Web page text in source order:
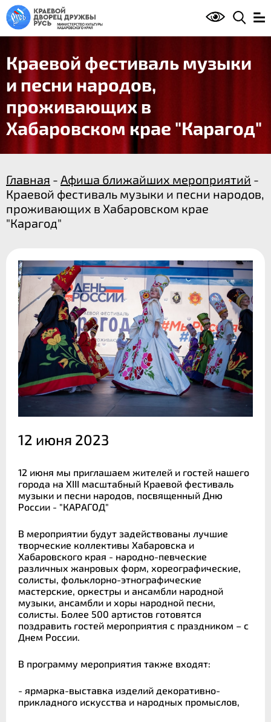
Краевой фестиваль музыки
и песни народов,
проживающих в
Хабаровском крае "Карагод"
Главная - Афиша ближайших мероприятий -
Краевой фестиваль музыки и песни народов,
проживающих в Хабаровском крае
"Карагод"
12 июня 2023
12 июня мы приглашаем жителей и гостей нашего
города на XIII масштабный Краевой фестиваль
музыки и песни народов, посвященный Дню
России - "КАРАГОД"
В мероприятии будут задействованы лучшие
творческие коллективы Хабаровска и
Хабаровского края - народно-певческие
различных жанровых форм, хореографические,
солисты, фольклорно-этнографические
мастерские, оркестры и ансамбли народной
музыки, ансамбли и хоры народной песни,
солисты. Более 500 артистов готовятся
поздравить гостей мероприятия с праздником – с
Днем России.
В программу мероприятия также входят:
- ярмарка-выставка изделий декоративно-
прикладного искусства и народных промыслов,